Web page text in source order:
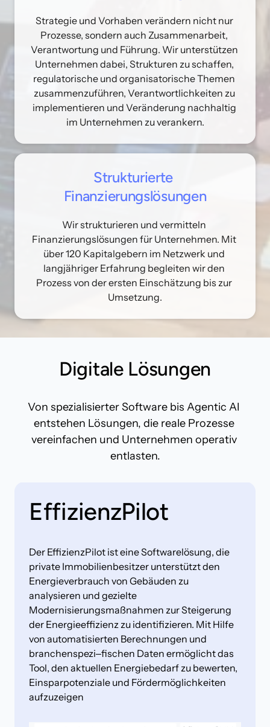
Strategie und Vorhaben verändern nicht nur
Prozesse, sondern auch Zusammenarbeit,
Verantwortung und Führung. Wir unterstützen
Unternehmen dabei, Strukturen zu schaffen,
regulatorische und organisatorische Themen
zusammenzuführen, Verantwortlichkeiten zu
implementieren und Veränderung nachhaltig
im Unternehmen zu verankern.
Finanzierungslösungen
Wir strukturieren und vermitteln
Finanzierungslösungen für Unternehmen. Mit
über 120 Kapitalgebern im Netzwerk und
langjähriger Erfahrung begleiten wir den
Prozess von der ersten Einschätzung bis zur
Digitale Lösungen
Von spezialisierter Software bis Agentic AI
entstehen Lösungen, die reale Prozesse
vereinfachen und Unternehmen operativ
entlasten.
EffizienzPilot
Der EffizienzPilot ist eine Softwarelösung,
private Immobilienbesitzer unterstützt
Energieverbrauch von Gebäuden
analysieren und
Modernisierungsmaßnahmen zur
der Energieeffizienz zu identifizieren. Mit
von automatisierten Berechnungen
branchenspezi‒fischen Daten ermöglicht
Tool, den aktuellen Energiebedarf zu
Einsparpotenziale und
aufzuzeigen